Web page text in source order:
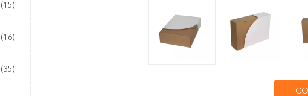
(15)
(16)
(35)